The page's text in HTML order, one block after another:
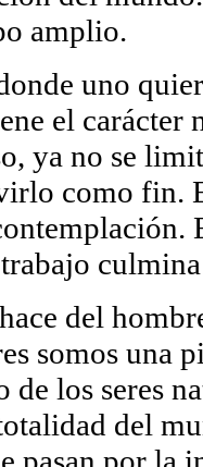
amplio.
uno
el carácter
ya no se
como fin.
del
somos una
los seres
del